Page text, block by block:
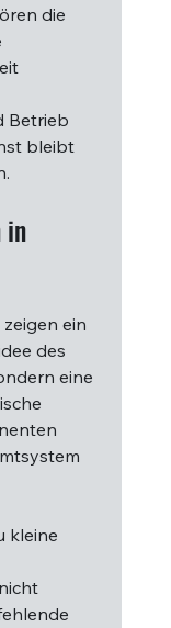
die
Betrieb
bleibt
in
ein
des
eine
kleine